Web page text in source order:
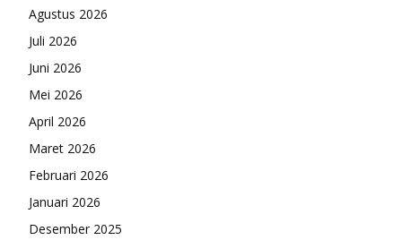
Agustus 2026
Juli 2026
Juni 2026
Mei 2026
April 2026
Maret 2026
Februari 2026
Januari 2026
Desember 2025